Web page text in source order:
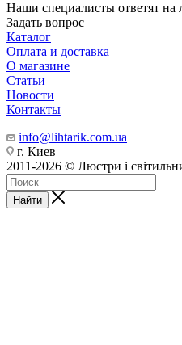
Наши специалисты ответят
Задать вопрос
Каталог
Оплата и доставка
О магазине
Статьи
Новости
Контакты
info@lihtarik.com.ua
г. Киев
2011-2026 © Люстри і
Найти